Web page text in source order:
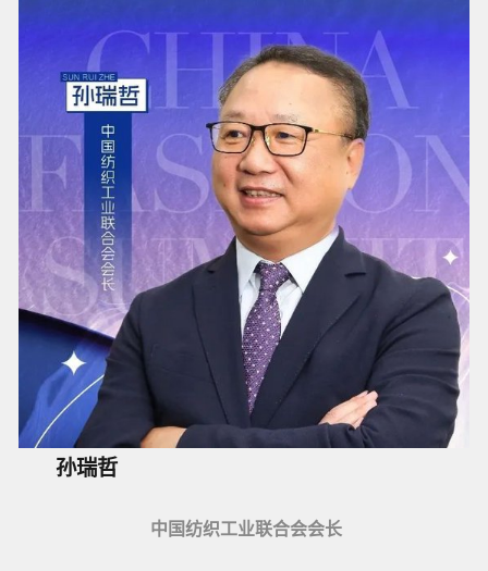
孙瑞哲
中国纺织工业联合会会长